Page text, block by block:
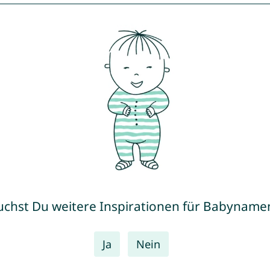
Du weitere Inspirationen für
Ja Nein